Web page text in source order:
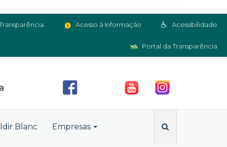
Acessibilidade
Acesso à Informação
Portal da Transparência
Blanc Empresas